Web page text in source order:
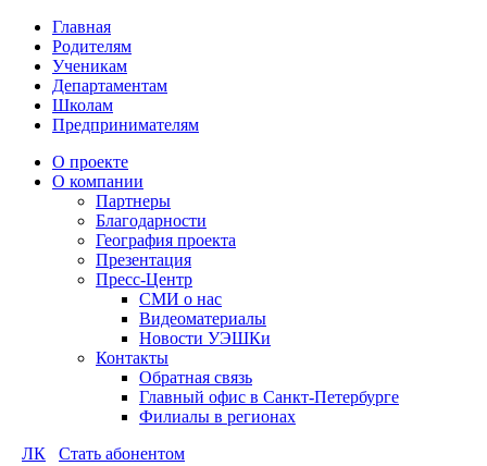
Главная
Родителям
Ученикам
Департаментам
Школам
Предпринимателям
О проекте
О компании
Партнеры
Благодарности
География проекта
Презентация
Пресс-Центр
СМИ о нас
Видеоматериалы
Новости УЭШКи
Контакты
Обратная связь
Главный офис в Санкт-Петербурге
Филиалы в регионах
ЛК
Стать абонентом